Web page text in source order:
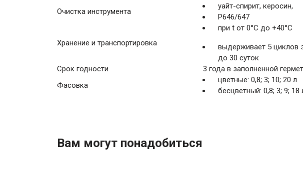
Очистка инструмента
уайт-спирит, керосин,
Р646/647
Хранение и транспортировка
при t от 0°С до +40°С
выдерживает 5 циклов
до 30 суток
Срок годности
3 года в заполненной
Фасовка
цветные: 0,8; 3; 10; 20 л
бесцветный: 0,8; 3; 9; 18
Вам могут понадобиться